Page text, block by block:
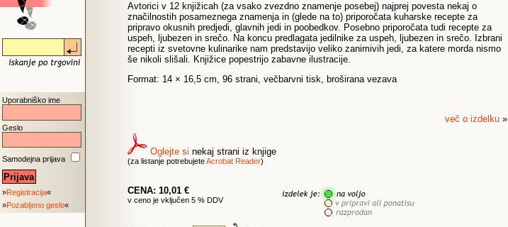
Uporabniško ime
Geslo
Samodejna prijava
»Registracija«
»Pozabljeno geslo«
Avtorici v 12 knjižicah (za vsako zvezdno znamenje posebej) najprej povesta nekaj o
značilnostih posameznega znamenja in (glede na to) priporočata kuharske recepte za
pripravo okusnih predjedi, glavnih jedi in poobedkov. Posebno priporočata tudi recepte za
uspeh, ljubezen in srečo. Na koncu predlagata jedilnike za uspeh, ljubezen in srečo. Izbrani
recepti iz svetovne kulinarike nam predstavijo veliko zanimivih jedi, za katere morda nismo
še nikoli slišali. Knjižice popestrijo zabavne ilustracije.
Format: 14 × 16,5 cm, 96 strani, večbarvni tisk, broširana vezava
več o izdelku »
Oglejte si nekaj strani iz knjige
(za listanje potrebujeteAcrobat Reader)
CENA: 10,01 €
v ceno je vključen 5 % DDV